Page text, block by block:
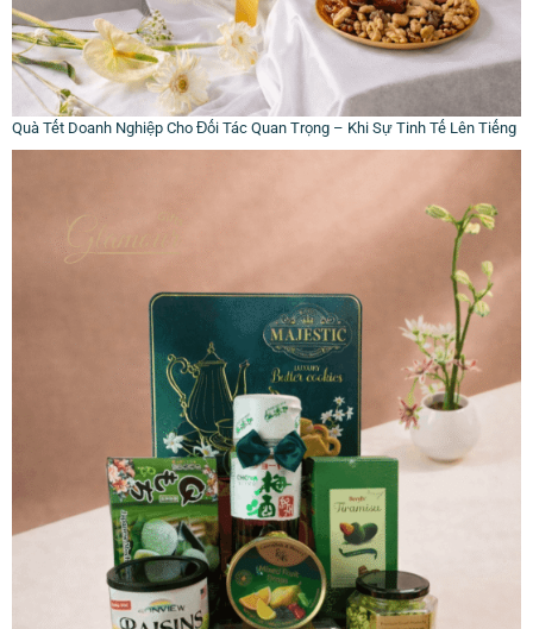
Quà Tết Doanh Nghiệp Cho Đối Tác Quan Trọng – Khi Sự Tinh Tế Lên Tiếng